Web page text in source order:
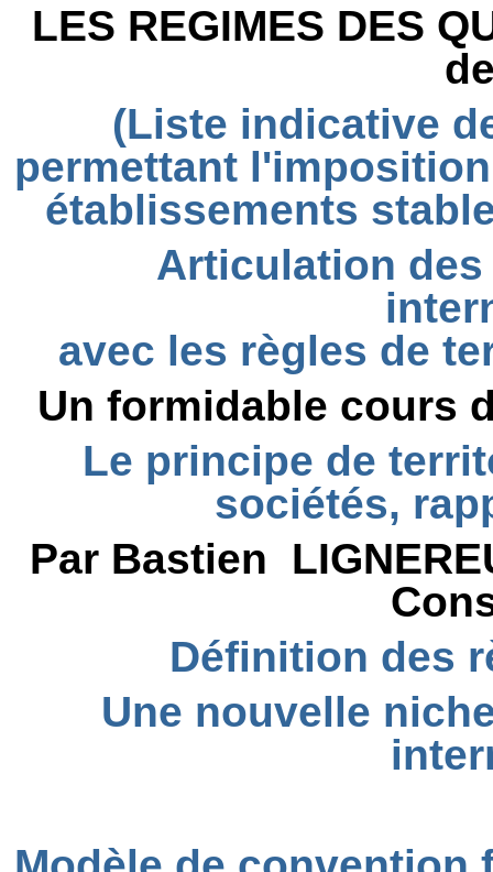
LES REGIMES DES
(Liste indicative
permettant
établissements
Articulation
avec les règles de
Un formidable cours
Le principe de
sociétés,
Par Bastien
Définition des
Une nouvelle